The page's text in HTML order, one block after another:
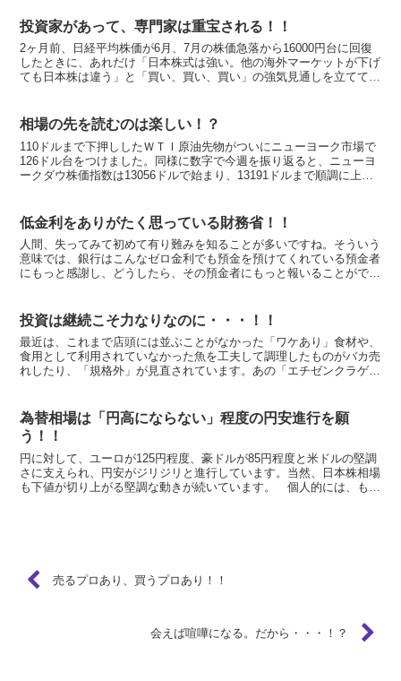
投資家があって、専門家は重宝される！！
2ヶ月前、日経平均株価が6月、7月の株価急落から16000円台に回復
したときに、あれだけ「日本株式は強い。他の海外マーケットが下げ
ても日本株は違う」と「買い、買い、買い」の強気見通しを立ててい
相場の先を読むのは楽しい！？
110ドルまで下押ししたＷＴＩ原油先物がついにニューヨーク市場で
126ドル台をつけました。同様に数字で今週を振り返ると、ニューヨ
ークダウ株価指数は13056ドルで始まり、13191ドルまで順調に上昇
低金利をありがたく思っている財務省！！
人間、失ってみて初めて有り難みを知ることが多いですね。そういう
意味では、銀行はこんなゼロ金利でも預金を預けてくれている預金者
にもっと感謝し、どうしたら、その預金者にもっと報いることができ
投資は継続こそ力なりなのに・・・！！
最近は、これまで店頭には並ぶことがなかった「ワケあり」食材や、
食用として利用されていなかった魚を工夫して調理したものがバカ売
れしたり、「規格外」が見直されています。あの「エチゼンクラゲ」
為替相場は「円高にならない」程度の円安進行を願
う！！
円に対して、ユーロが125円程度、豪ドルが85円程度と米ドルの堅調
さに支えられ、円安がジリジリと進行しています。当然、日本株相場
も下値が切り上がる堅調な動きが続いています。 個人的には、もう
売るプロあり、買うプロあり！！
会えば喧嘩になる。だから・・・！？